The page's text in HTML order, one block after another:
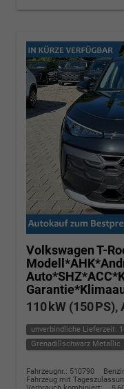
Volkswagen T-
110 kW (150
unverbindliche Lieferzeit:
Grenadillschwarz Metallic
Fahrzeugnr.: 510790
Fahrzeug mit